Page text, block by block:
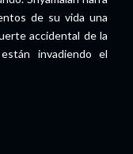
de su vida una
accidental de la
invadiendo el